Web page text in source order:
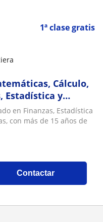
1ª clase gratis
Cálculo,
Estadística y
en Guayaquil
en Finanzas, Estadística
con más de 15 años de
Contactar